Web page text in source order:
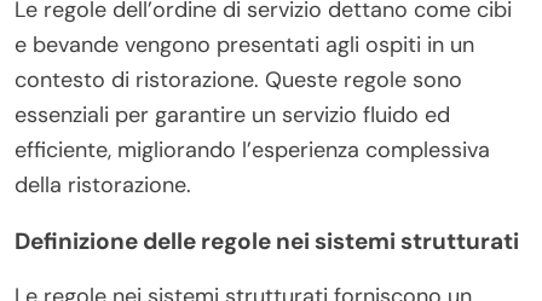
Le regole dell’ordine di servizio dettano come cibi
e bevande vengono presentati agli ospiti in un
contesto di ristorazione. Queste regole sono
essenziali per garantire un servizio fluido ed
efficiente, migliorando l’esperienza complessiva
della ristorazione.
Definizione delle regole nei sistemi strutturati